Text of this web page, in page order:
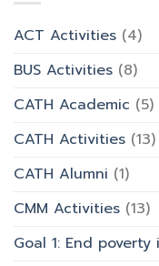
วิทยาลัย
การ
บิน
การ
เที่ยว
การ
Office
Work
AI”
ผู้
ตั้ง
ACT Activities (4)
BUS Activities (8)
CATH Academic (5)
CATH Activities (13)
CATH Alumni (1)
CMM Activities (13)
Goal 1: End